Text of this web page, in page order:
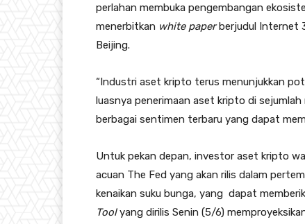
perlahan membuka pengembangan
menerbitkan white paperberjudul Internet
Beijing.
“Industri aset kripto terus menunjukkan
luasnya penerimaan aset kripto di
berbagai sentimen terbaru yang dapat
Untuk pekan depan, investor aset kripto
acuan The Fed yang akan rilis dalam
kenaikan suku bunga, yang dapat
Toolyang dirilis Senin (5/6)